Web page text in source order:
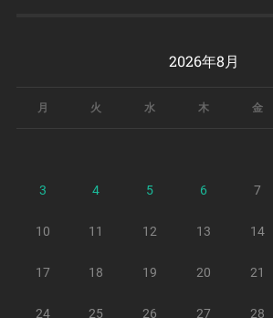
2026年8月
月 火 水 木 金
3 4 5 6 7
10 11 12 13 14
17 18 19 20 21
24 25 26 27 28